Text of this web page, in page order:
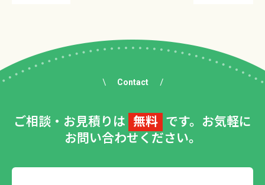
Contact
ご相談・お見積りは 無料 です。お気軽に
お問い合わせください。